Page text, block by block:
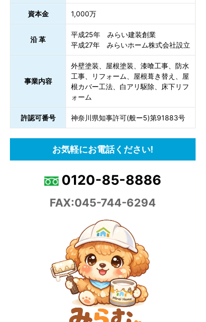
資本金 1,000万
沿 革
平成25年 みらい建装創業
平成27年 みらいホーム株式会社設立
事業内容
外壁塗装、屋根塗装、漆喰工事、防水
工事、リフォーム、屋根葺き替え、屋
根カバー工法、白アリ駆除、床下リフ
ォーム
許認可番号 神奈川県知事許可(般ー5)第91883号
お気軽にお電話ください!
0120-85-8886
FAX:045-744-6294